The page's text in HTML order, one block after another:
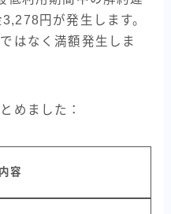
円が発生します。
はなく満額発生しま
めました：
内容